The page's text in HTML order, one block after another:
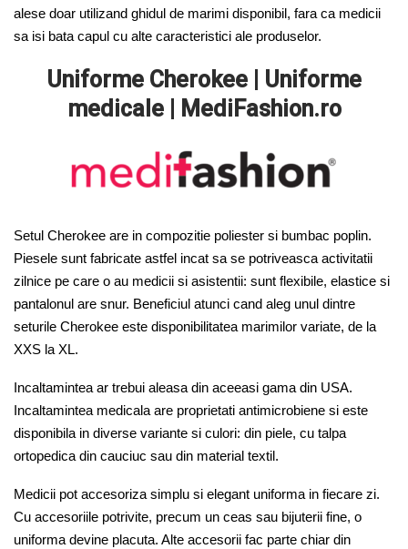
alese doar utilizand ghidul de marimi disponibil, faraca medicii
sa isi bata capul cu alte caracteristici ale produselor.
Uniforme Cherokee | Uniforme
medicale | MediFashion.ro
Setul Cherokee are in compozitie poliester si bumbac poplin.
Piesele sunt fabricate astfel incat sa se potriveasca activitatii
zilnice pe care o au medicii si asistentii: sunt flexibile, elastice si
pantalonul are snur. Beneficiul atunci cand aleg unul dintre
seturile Cherokee este disponibilitatea marimilor variate, de la
XXS la XL.
Incaltamintea ar trebui aleasa din aceeasi gama din USA.
Incaltamintea medicala are proprietati antimicrobiene si este
disponibila in diverse variante si culori: din piele, cu talpa
ortopedica din cauciuc sau din material textil.
Medicii pot accesoriza simplu si elegant uniforma in fiecare zi.
Cu accesoriile potrivite, precum un ceas sau bijuterii fine, o
uniforma devine placuta. Alte accesorii fac parte chiar din